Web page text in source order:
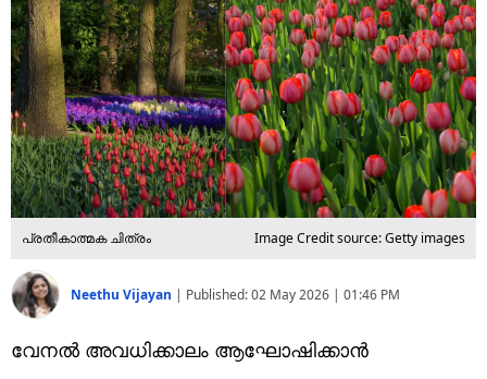
പ്രതീകാത്മക ചിത്രം Image Credit source: Getty images
Neethu Vijayan | Published:02 May 2026 | 01:46 PM
വേനൽ അവധിക്കാലം ആഘോഷിക്കാൻ